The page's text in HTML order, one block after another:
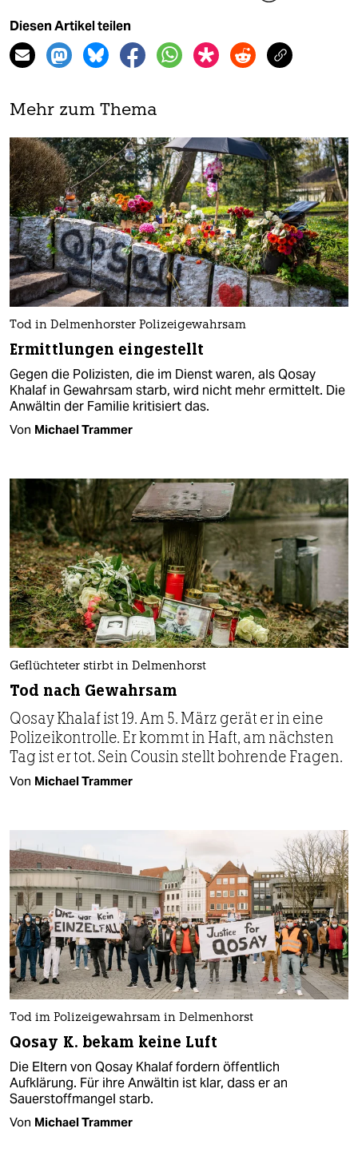
Diesen Artikel teilen
Mehr zum Thema
Tod in Delmenhorster Polizeigewahrsam
Ermittlungen eingestellt
Gegen die Polizisten, die im Dienst waren, als Qosay
Khalaf in Gewahrsam starb, wird nicht mehr ermittelt. Die
Anwältin der Familie kritisiert das.
Von Michael Trammer
Geflüchteter stirbt in Delmenhorst
Tod nach Gewahrsam
Qosay Khalaf ist 19. Am 5. März gerät er in eine
Polizeikontrolle. Er kommt in Haft, am nächsten
Tag ist er tot. Sein Cousin stellt bohrende Fragen.
Von Michael Trammer
Tod im Polizeigewahrsam in Delmenhorst
Qosay K. bekam keine Luft
Die Eltern von Qosay Khalaf fordern öffentlich
Aufklärung. Für ihre Anwältin ist klar, dass er an
Sauerstoffmangel starb.
Von Michael Trammer